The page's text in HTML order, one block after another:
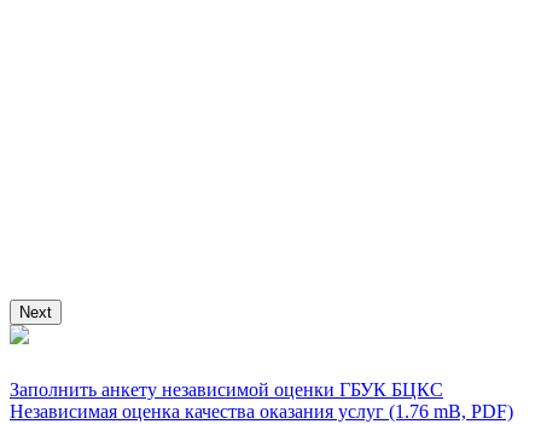
Next
Заполнить анкету независимой оценки ГБУК БЦКС
Независимая оценка качества оказания услуг (1.76 mB, PDF)